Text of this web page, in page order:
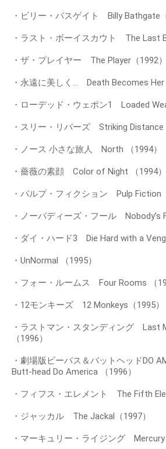
・ビリー・バスゲイト Billy Bathgate（
・ラスト・ボーイスカウト The Last
・ザ・プレイヤー The Player（1992）
・永遠に美しく… Death Becomes Her
・ローデッド・ウェポン1 Loaded
・スリー・リバーズ Striking Distance
・ノース 小さな旅人 North （1994）
・薔薇の素顔 Color of Night （1994）
・パルプ・フィクション Pulp Fiction
・ノーバディーズ・フール Nobody’s
・ダイ・ハード3 Die Hard with a
・UnNormal （1995）
・フォー・ルームス Four Rooms （
・12モンキーズ 12 Monkeys（1995）
・ラストマン・スタンディング Last
（1996）
・劇場版ビーバス＆バットヘッドDO
Butt-head Do America （1996）
・フィフス・エレメント The Fifth
・ジャッカル The Jackal（1997）
・マーキュリー・ライジング Mercury